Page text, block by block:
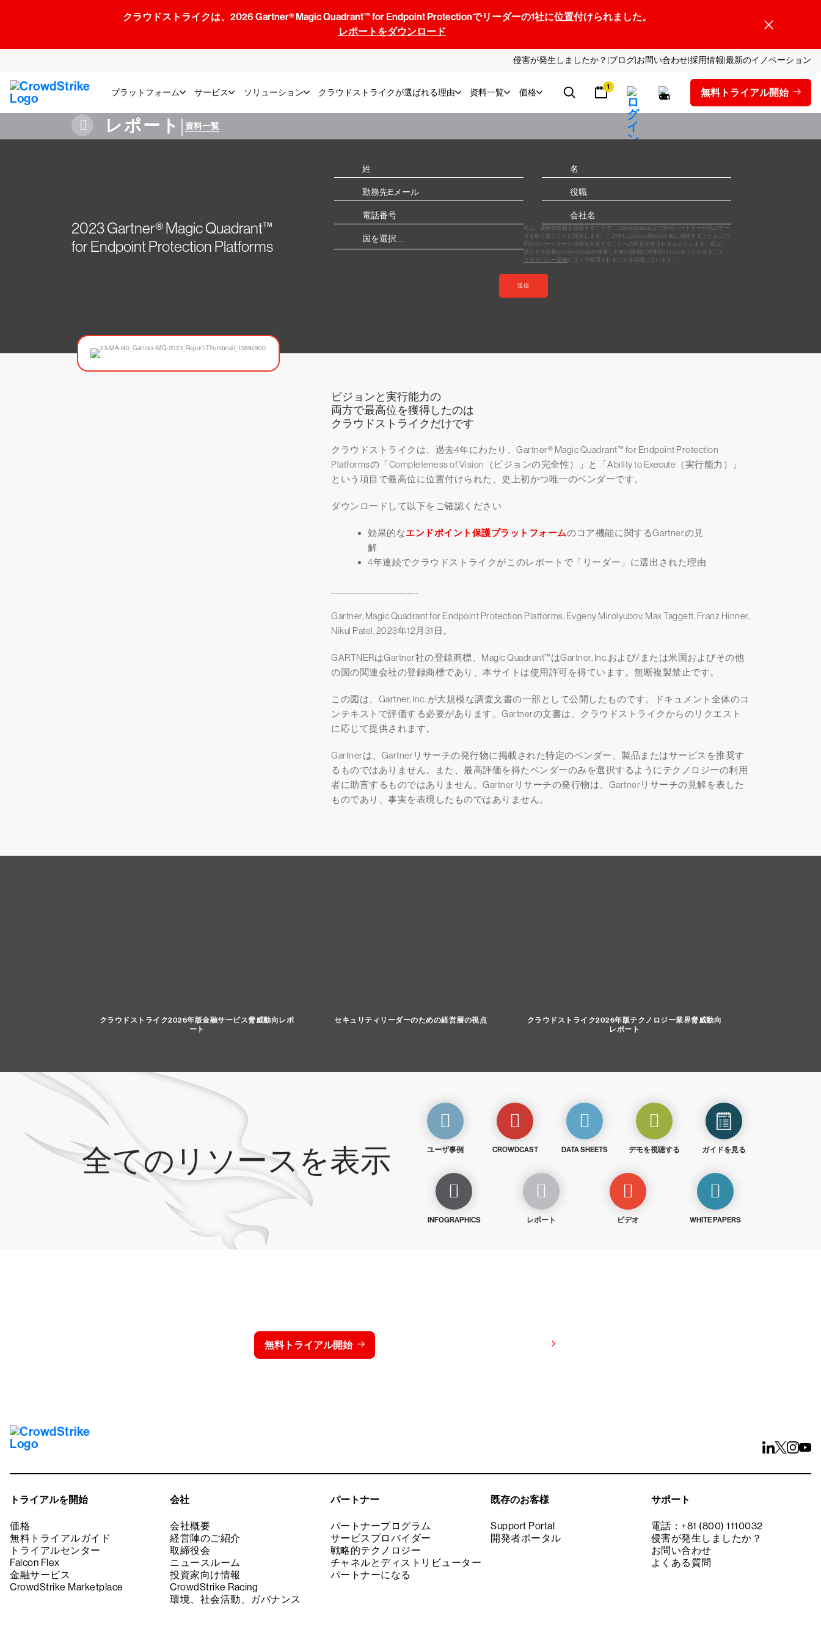
クラウドストライクは、2026 Gartner® Magic Quadrant™ for Endpoint Protectionでリーダーの1社に位置付けられました。
レポートをダウンロード
侵害が発生しましたか？ ブログ お問い合わせ採用情報 最新のイノベーション
プラットフォーム サービス ソリューション クラウドストライクが選ばれる理由 資料一覧 価格 1 無料トライアル開始
レポート | 資料一覧
2023 Gartner® Magic Quadrant™
for Endpoint Protection Platforms
ビジョンと実行能力の
両方で最高位を獲得したのは
クラウドストライクだけです
クラウドストライクは、過去4年にわたり、Gartner® Magic Quadrant™ for Endpoint Protection
Platformsの「Completeness of Vision（ビジョンの完全性）」と「Ability to Execute（実行能力）」
という項目で最高位に位置付けられた、史上初かつ唯一のベンダーです。
ダウンロードして以下をご確認ください
効果的なエンドポイント保護プラットフォームのコア機能に関するGartnerの見
解
4年連続でクラウドストライクがこのレポートで「リーダー」に選出された理由
Gartner, Magic Quadrant for Endpoint Protection Platforms, Evgeny Mirolyubov, Max Taggett, Franz Hinner,
Nikul Patel, 2023年12月31日。
GARTNERはGartner社の登録商標、Magic Quadrant™はGartner, Inc.および/または米国およびその他
の国の関連会社の登録商標であり、本サイトは使用許可を得ています。無断複製禁止です。
この図は、Gartner, Inc. が大規模な調査文書の一部として公開したものです。ドキュメント全体のコ
ンテキストで評価する必要があります。Gartnerの文書は、クラウドストライクからのリクエスト
に応じて提供されます。
Gartnerは、Gartnerリサーチの発行物に掲載された特定のベンダー、製品またはサービスを推奨す
るものではありません。また、最高評価を得たベンダーのみを選択するようにテクノロジーの利用
者に助言するものではありません。Gartnerリサーチの発行物は、Gartnerリサーチの見解を表した
ものであり、事実を表現したものではありません。
クラウドストライク2026年版金融サービス脅威動向レポ
ート
セキュリティリーダーのための経営層の視点
クラウドストライク2026年版テクノロジー業界脅威動向
レポート
全てのリソースを表示 ユーザ事例 CROWDCAST DATA SHEETS デモを視聴する ガイドを見る
INFOGRAPHICS レポート ビデオ WHITE PAPERS
無料トライアル開始
トライアルを開始
価格
無料トライアルガイド
トライアルセンター
Falcon Flex
金融サービス
CrowdStrike Marketplace
会社
会社概要
経営陣のご紹介
取締役会
ニュースルーム
投資家向け情報
CrowdStrike Racing
環境、社会活動、ガバナンス
パートナー
パートナープログラム
サービスプロバイダー
戦略的テクノロジー
チャネルとディストリビューター
パートナーになる
既存のお客様
Support Portal
開発者ポータル
サポート
電話：+81 (800) 1110032
侵害が発生しましたか？
お問い合わせ
よくある質問